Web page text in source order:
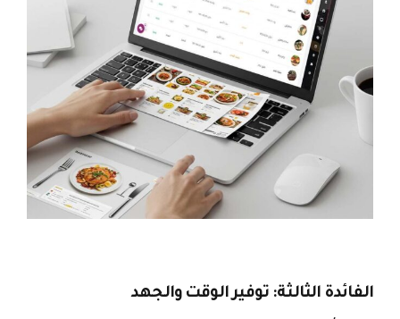
الفائدة الثالثة: توفير الوقت والجهد